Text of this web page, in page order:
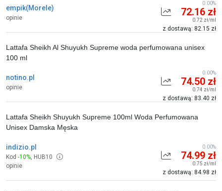
empik(Morele)
opinie 72.16 zł
0.72 zł/ml
z dostawą: 82.15 zł
0.00%
notino.pl
opinie
Lattafa Sheikh Al Shuyukh Supreme woda perfumowana unisex
100 ml
74.50 zł
0.74 zł/ml
z dostawą: 83.40 zł
0.00%
indizio.pl
Kod -10%, HUB10
opinie
Lattafa Sheikh Shuyukh Supreme 100ml Woda Perfumowana
Unisex Damska Męska
74.99 zł
0.75 zł/ml
z dostawą: 84.98 zł
0.00%